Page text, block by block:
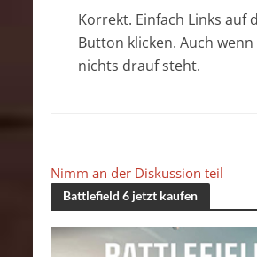
Korrekt. Einfach Links auf
Button klicken. Auch
nichts drauf steht.
Nimm an der Diskussion teil
Battlefield 6 jetzt kaufen